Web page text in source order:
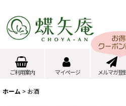
ご利用案内 マイページ メルマガ登
ホーム > お酒